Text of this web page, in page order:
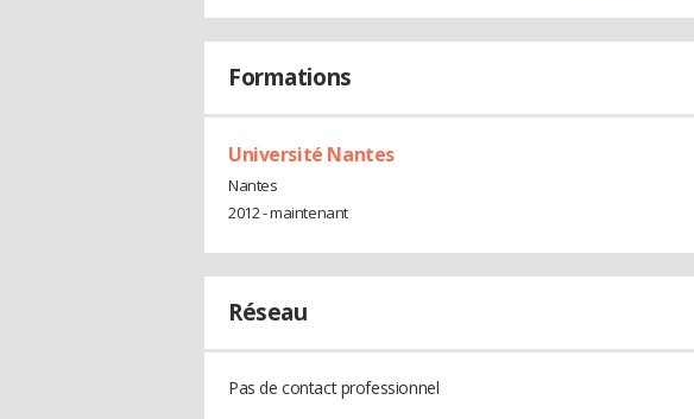
Formations
Université Nantes
Nantes
2012 - maintenant
Réseau
Pas de contact professionnel